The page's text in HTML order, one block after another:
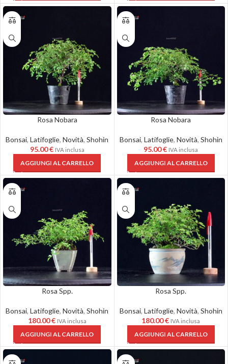
Rosa Nobara
Bonsai,Latifoglie,Novità,Shohin
95.00€ IVA inclusa
AGGIUNGI AL CARRELLO
Rosa Nobara
Bonsai, Latifoglie, Novità, Shohin
95.00€ IVA inclusa
AGGIUNGI AL CARRELLO
Rosa Spp.
Bonsai,Latifoglie,Novità,Shohin
180.00€ IVA inclusa
AGGIUNGI AL CARRELLO
Rosa Spp.
Bonsai, Latifoglie, Novità, Shohin
180.00€ IVA inclusa
AGGIUNGI AL CARRELLO